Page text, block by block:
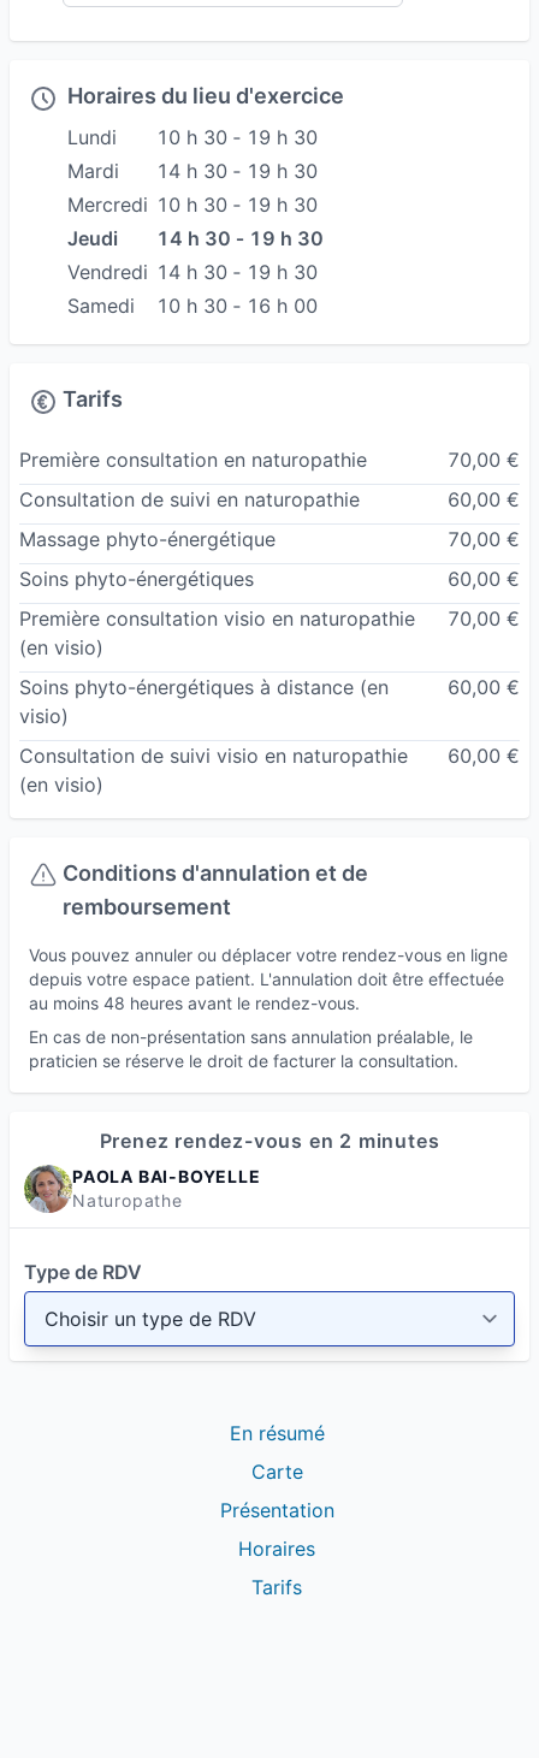
Horaires du lieu d'exercice
Lundi
10 h 30 ‐ 19 h 30
Mardi
14 h 30 ‐ 19 h 30
Mercredi 10 h 30 ‐ 19 h 30
Jeudi
14 h 30 ‐ 19 h 30
Vendredi 14 h 30 ‐ 19 h 30
Samedi
10 h 30 ‐ 16 h 00
Tarifs
Première consultation en naturopathie
70,00 €
Consultation de suivi en naturopathie
60,00 €
Massage phyto-énergétique
70,00 €
Soins phyto-énergétiques
60,00 €
Première consultation visio en naturopathie
(en visio)
70,00 €
Soins phyto-énergétiques à distance (en
visio)
60,00 €
Consultation de suivi visio en naturopathie
(en visio)
60,00 €
Conditions d'annulation et de
remboursement
Vous pouvez annuler ou déplacer votre rendez-vous en ligne
depuis votre espace patient. L'annulation doit être effectuée
au moins 48 heures avant le rendez-vous.
En cas de non-présentation sans annulation préalable, le
praticien se réserve le droit de facturer la consultation.
Prenez rendez-vous en 2 minutes
PAOLA BAI-BOYELLE
Naturopathe
Type de RDV
En résumé
Carte
Présentation
Horaires
Tarifs